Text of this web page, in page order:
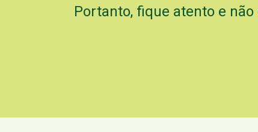
Portanto, fique atento e